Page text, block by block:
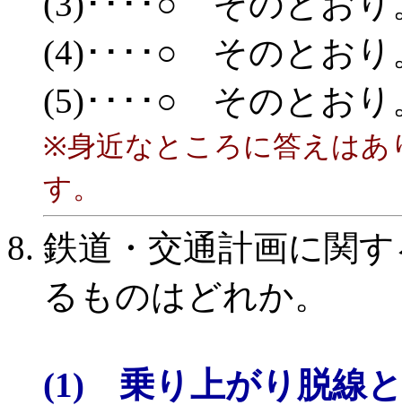
(4)････○ そのとおり
(5)････○ そのとおり
※身近なところに答えはあ
す。
鉄道・交通計画に関
るものはどれか。
(1) 乗り上がり脱線